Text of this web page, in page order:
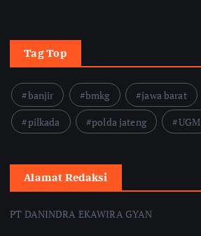
Tag Top
banjir bmkg jawa barat
pilkada
polda jateng UGM
Alamat Redaksi
PT DANINDRA EKAWIRA GYAN